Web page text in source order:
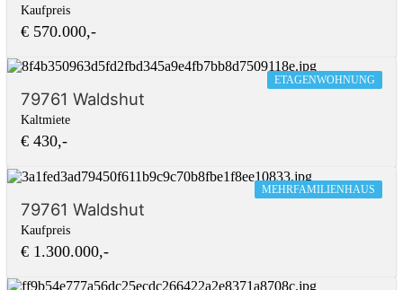
Kaufpreis
€ 570.000,-
ETAGENWOHNUNG
79761 Waldshut
Kaltmiete
€ 430,-
MEHRFAMILIENHAUS
79761 Waldshut
Kaufpreis
€ 1.300.000,-